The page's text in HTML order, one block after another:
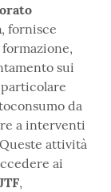
, fornisce
sui
da
a interventi
attività
ai
,